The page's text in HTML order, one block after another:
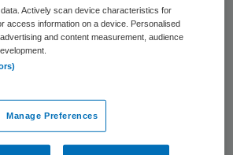
al wel hogere
Een blikje cola is
duurder geworden en een
blijft bestaan.
op zoete producten als
Actively scan device characteristics for
access information on a device. Personalised
and content measurement, audience
Manage Preferences